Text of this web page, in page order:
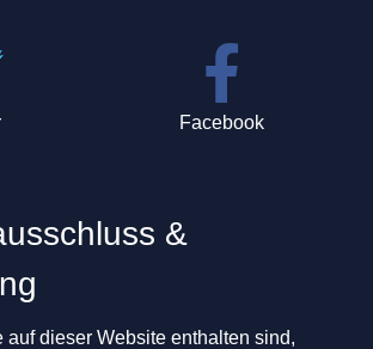
Facebook
&
auf dieser Website enthalten sind,